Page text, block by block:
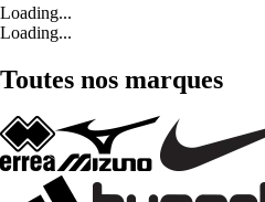
Loading...
Loading...
Toutes nos marques